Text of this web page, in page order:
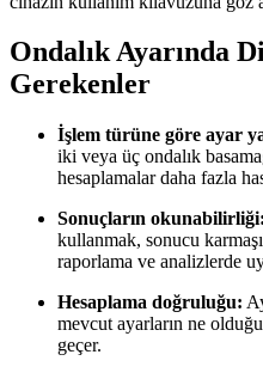
Ondalık Ayarında
Gerekenler
İşlem türüne göre ayar
iki veya üç ondalık
hesaplamalar daha fazla
Sonuçların okunabilirliği:
kullanmak, sonucu
raporlama ve analizlerde
Hesaplama doğruluğu:
mevcut ayarların ne
geçer.